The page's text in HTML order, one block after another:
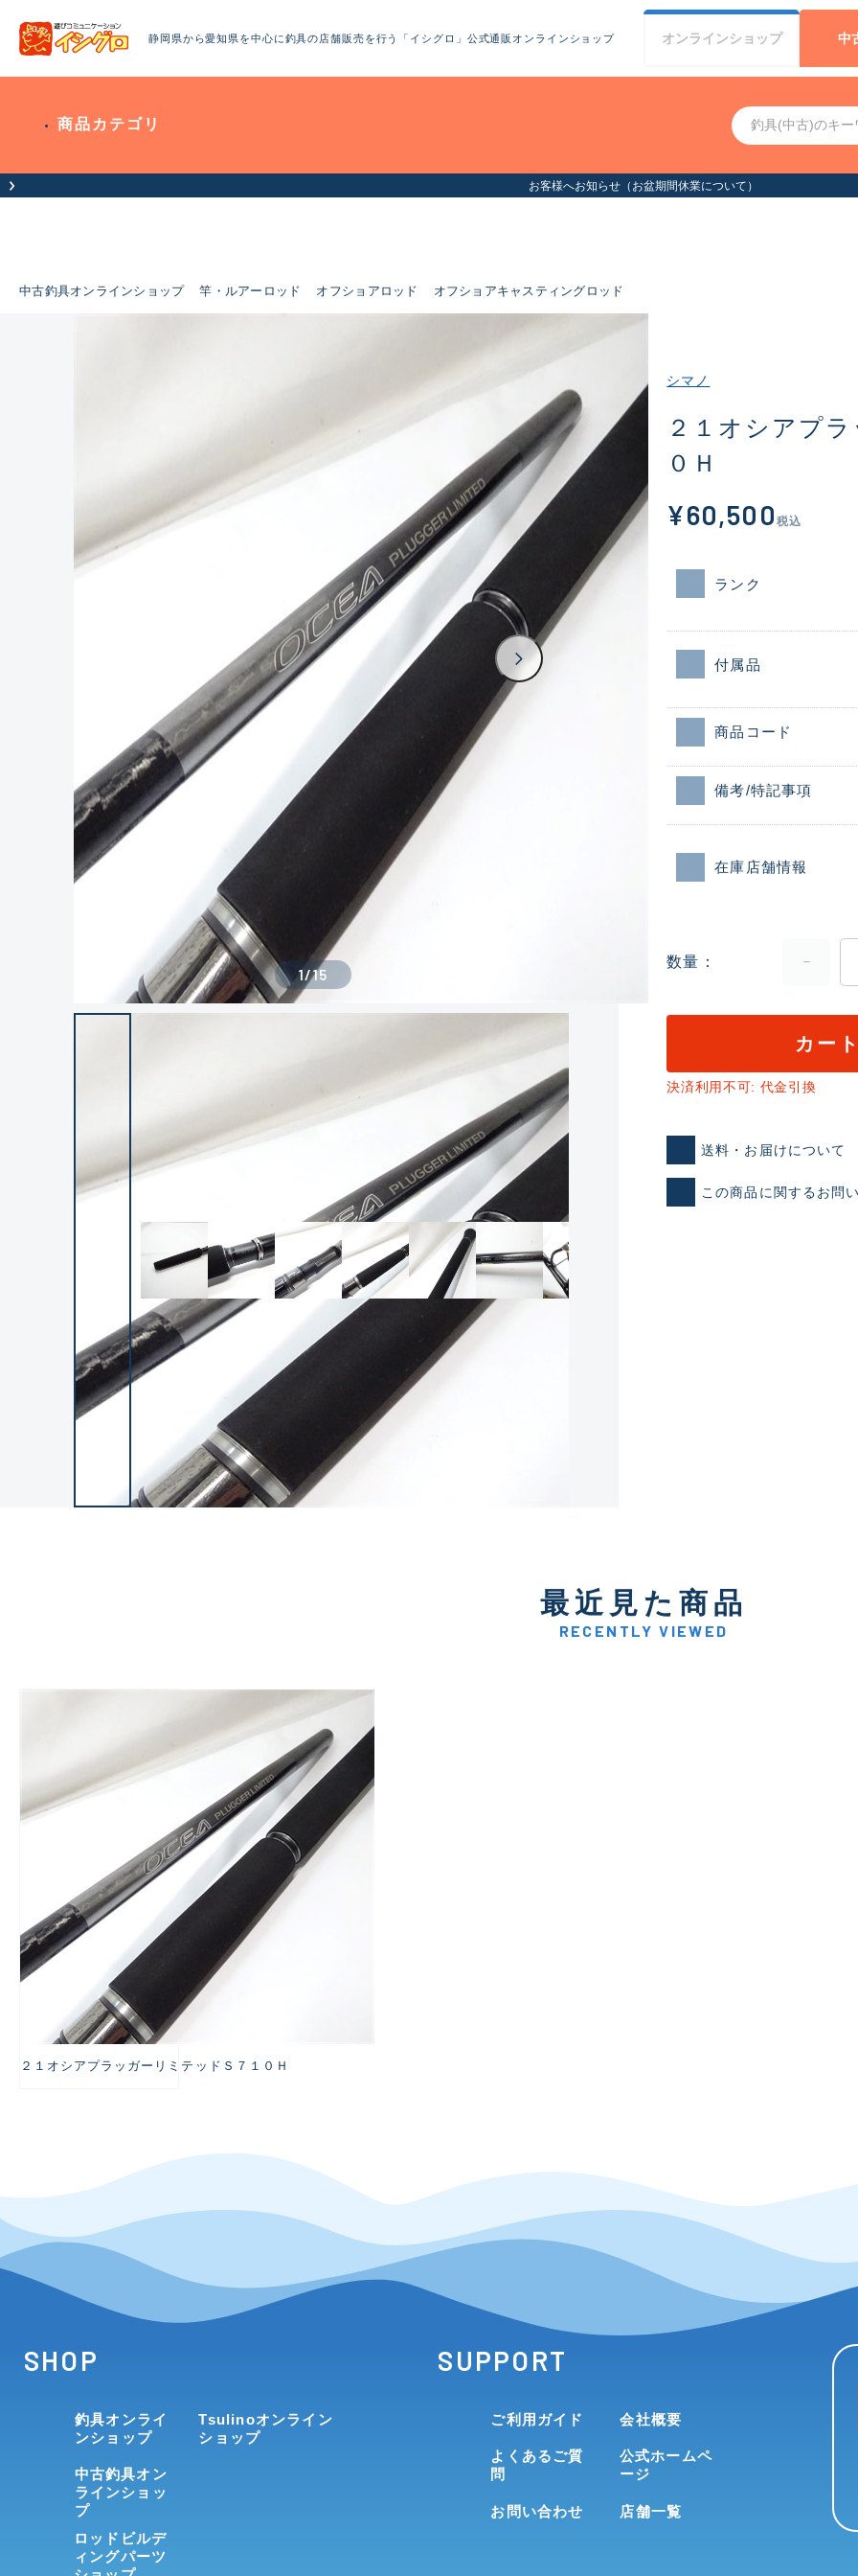
静岡県から愛知県を中心に釣具の店舗販売を行う「イシグロ」公式通販オンラインショップ オンラインショップ 中
商品カテゴリ
お客様へお知らせ（お盆期間休業について）
中古釣具オンラインショップ 竿・ルアーロッド オフショアロッド オフショアキャスティングロッド
ランクとは？
良
悪
新古品（メーカー問屋から
品）
※店頭展示時の置き傷が付いて
C-
い品
1/15
シマノ
２１オシアプ
０Ｈ
¥60,500 税込
ランク
付属品
商品コード
備考/特記事項
在庫店舗情報
数量
カー
決済利用不可: 代金引換
送料・お届けについて
この商品に関するお問
最近見た商品
RECENTLY VIEWED
２１オシアプラッガーリミテッドＳ７１０Ｈ
SHOP
釣具オンライ
ンショップ
中古釣具オン
ラインショッ
プ
ロッドビルデ
ィングパーツ
Tsulinoオンライン
ショップ
SUPPORT
ご利用ガイド
よくあるご質
問
お問い合わせ
会社概要
公式ホームペ
ージ
店舗一覧